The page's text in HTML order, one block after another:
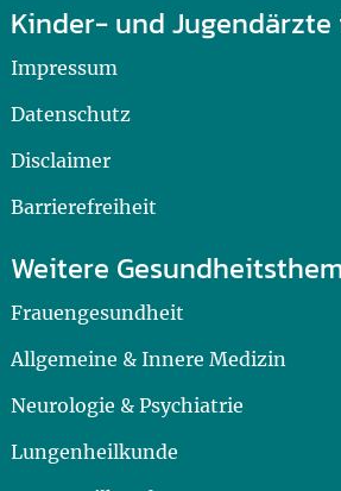
Kinder- und Jugendärzte
Impressum
Datenschutz
Disclaimer
Barrierefreiheit
Weitere
Frauengesundheit
Allgemeine & Innere Medizin
Neurologie & Psychiatrie
Lungenheilkunde